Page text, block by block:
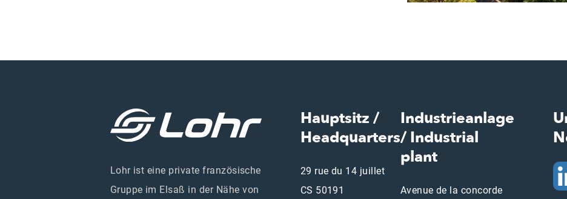
Lohr ist eine private französische
Gruppe im Elsaß in der Nähe von
Hauptsitz /
Headquarters
29 rue du 14 juillet
CS 50191
Industrieanlage
/ Industrial
plant
Avenue de la concorde